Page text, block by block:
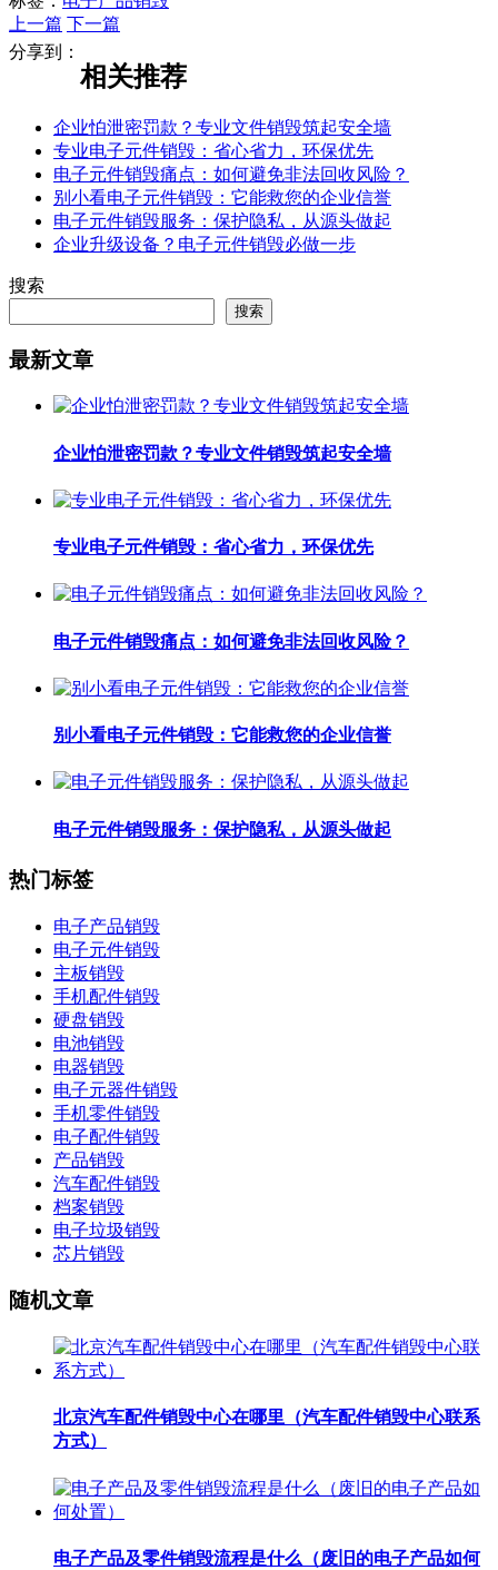
上一篇 下一篇
分享到：
相关推荐
企业怕泄密罚款？专业文件销毁筑起安全墙
专业电子元件销毁：省心省力，环保优先
电子元件销毁痛点：如何避免非法回收风险？
别小看电子元件销毁：它能救您的企业信誉
电子元件销毁服务：保护隐私，从源头做起
企业升级设备？电子元件销毁必做一步
搜索
搜索
最新文章
企业怕泄密罚款？专业文件销毁筑起安全墙
专业电子元件销毁：省心省力，环保优先
电子元件销毁痛点：如何避免非法回收风险？
别小看电子元件销毁：它能救您的企业信誉
电子元件销毁服务：保护隐私，从源头做起
热门标签
电子产品销毁
电子元件销毁
主板销毁
手机配件销毁
硬盘销毁
电池销毁
电器销毁
电子元器件销毁
手机零件销毁
电子配件销毁
产品销毁
汽车配件销毁
档案销毁
电子垃圾销毁
芯片销毁
随机文章
北京汽车配件销毁中心在哪里（汽车配件销毁中心联系
方式）
电子产品及零件销毁流程是什么（废旧的电子产品如何